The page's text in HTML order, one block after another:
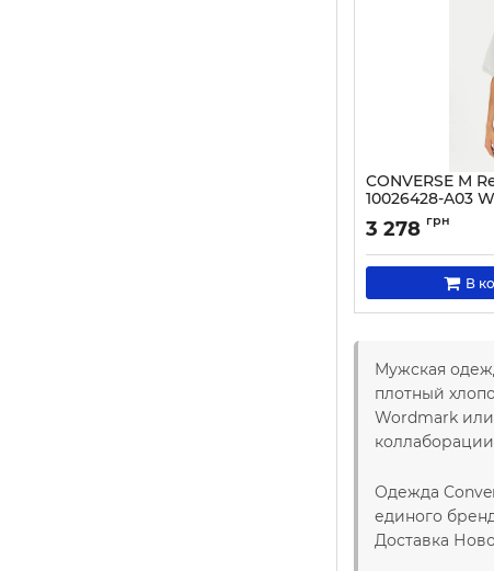
CONVERSE M
10026428-A03
Артикул:
3 278 грн
В
Мужская
плотный
Wordmark
Одежда
единого
Доставка